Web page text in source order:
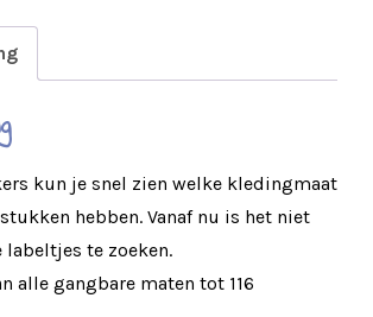
kun je snel zien welke kledingmaat
hebben. Vanaf nu is het niet
labeltjes te zoeken.
alle gangbare maten tot 116